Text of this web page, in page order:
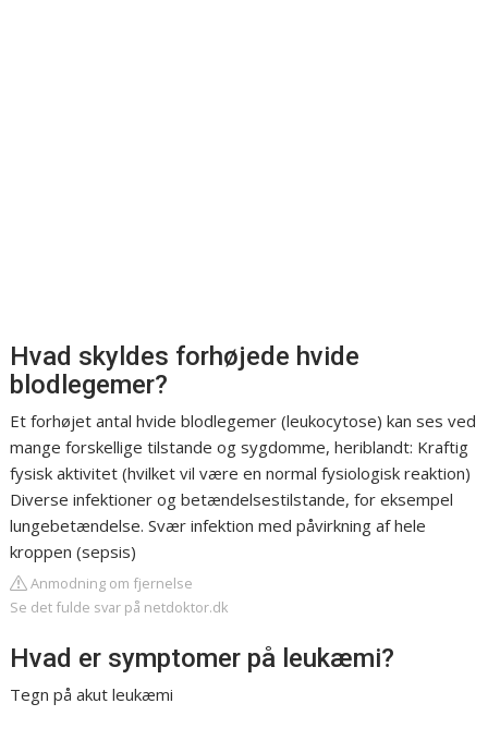
Hvad skyldes forhøjede hvide
blodlegemer?
Et forhøjet antal hvide blodlegemer (leukocytose) kan ses ved
mange forskellige tilstande og sygdomme, heriblandt: Kraftig
fysisk aktivitet (hvilket vil være en normal fysiologisk reaktion)
Diverse infektioner og betændelsestilstande, for eksempel
lungebetændelse. Svær infektion med påvirkning af hele
kroppen (sepsis)
Anmodning om fjernelse
Se det fulde svar på netdoktor.dk
Hvad er symptomer på leukæmi?
Tegn på akut leukæmi